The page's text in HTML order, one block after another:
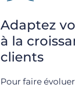
Adaptez
à la
clients
Pour faire